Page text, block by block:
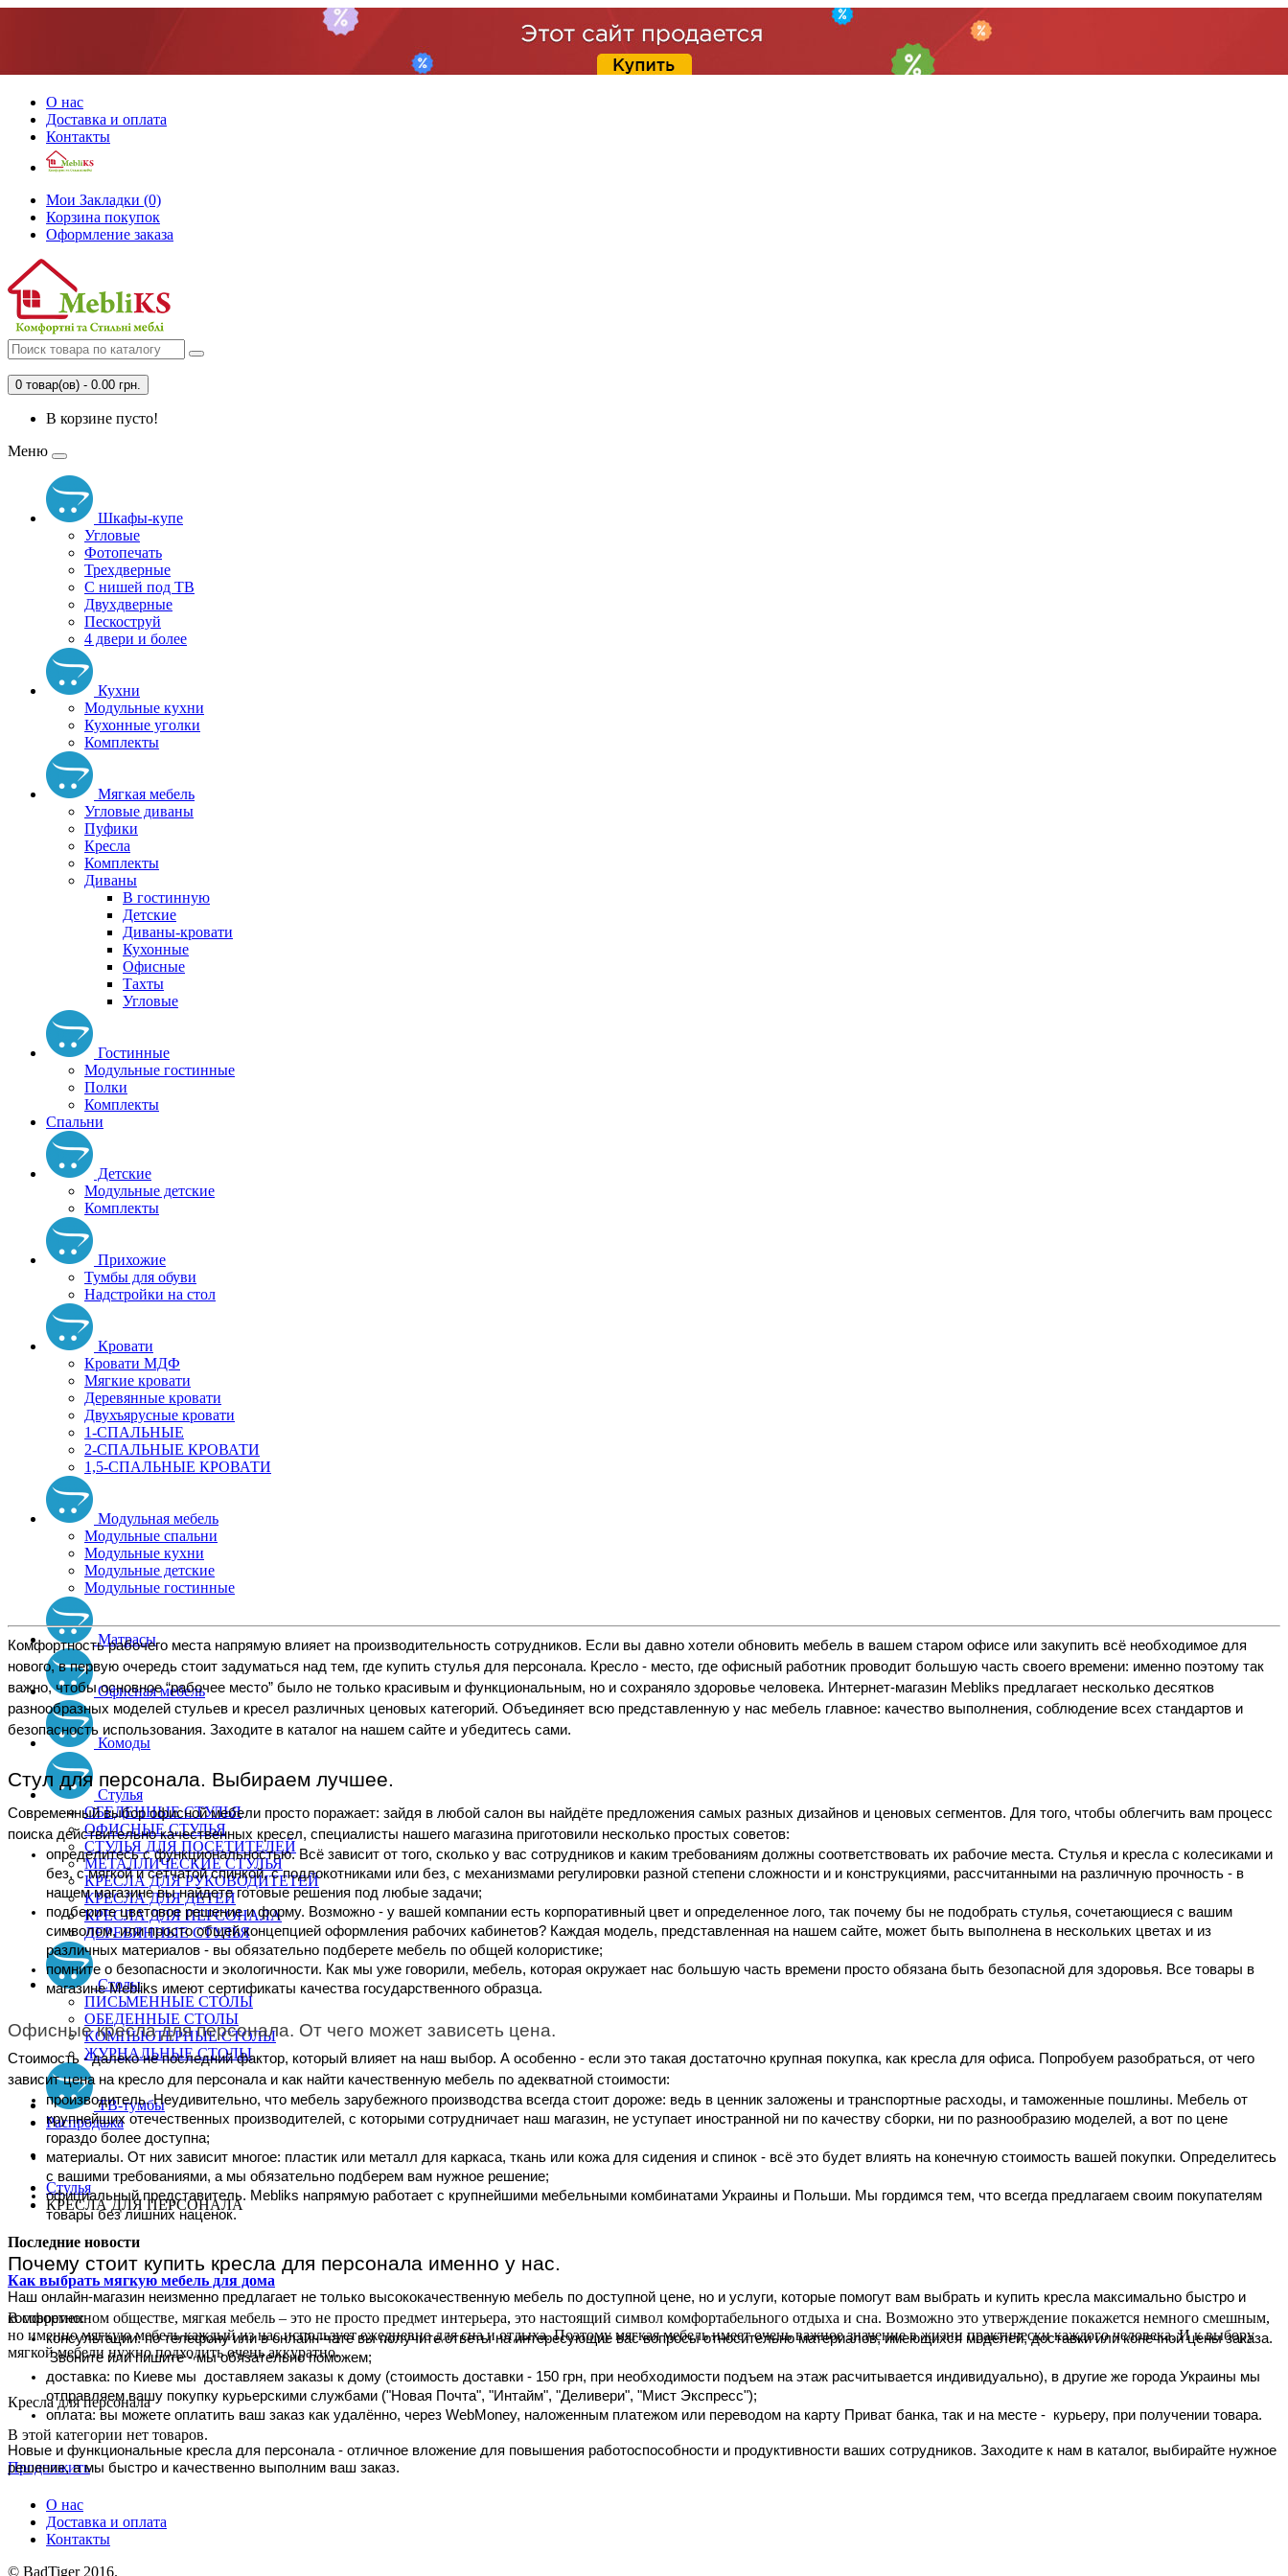
О нас
Доставка и оплата
Контакты
Мои Закладки (0)
Корзина покупок
Оформление заказа
0 товар(ов) - 0.00 грн.
В корзине пусто!
Меню
Шкафы-купе
Угловые
Фотопечать
Трехдверные
С нишей под ТВ
Двухдверные
Пескоструй
4 двери и более
Кухни
Модульные кухни
Кухонные уголки
Комплекты
Мягкая мебель
Угловые диваны
Пуфики
Кресла
Комплекты
Диваны
В гостинную
Детские
Диваны-кровати
Кухонные
Офисные
Тахты
Угловые
Гостинные
Модульные гостинные
Полки
Комплекты
Спальни
Детские
Модульные детские
Комплекты
Прихожие
Тумбы для обуви
Надстройки на стол
Кровати
Кровати МДФ
Мягкие кровати
Деревянные кровати
Двухъярусные кровати
1-СПАЛЬНЫЕ
2-СПАЛЬНЫЕ КРОВАТИ
1,5-СПАЛЬНЫЕ КРОВАТИ
Модульная мебель
Модульные спальни
Модульные кухни
Модульные детские
Модульные гостинные
Матрасы
Офисная мебель
Комоды
Стулья
ОБЕДЕННЫЕ СТУЛЬЯ
ОФИСНЫЕ СТУЛЬЯ
СТУЛЬЯ ДЛЯ ПОСЕТИТЕЛЕЙ
МЕТАЛЛИЧЕСКИЕ СТУЛЬЯ
КРЕСЛА ДЛЯ РУКОВОДИТЕТЕЙ
КРЕСЛА ДЛЯ ДЕТЕЙ
КРЕСЛА ДЛЯ ПЕРСОНАЛА
ДЕРЕВЯННЫЕ СТУЛЬЯ
Столы
ПИСЬМЕННЫЕ СТОЛЫ
ОБЕДЕННЫЕ СТОЛЫ
КОМПЬЮТЕРНЫЕ СТОЛЫ
ЖУРНАЛЬНЫЕ СТОЛЫ
ТВ-тумбы
Распродажа
Стулья
КРЕСЛА ДЛЯ ПЕРСОНАЛА
Последние новости
Как выбрать мягкую мебель для дома
В современном обществе, мягкая мебель – это не просто предмет интерьера, это настоящий символ комфортабельного отдыха и сна. Возможно это утверждение покажется немного смешным,
но именно мягкую мебель каждый из нас использует ежедневно для сна и отдыха. Поэтому мягкая мебель имеет очень важное значение в жизни практически каждого человека. И к выбору
мягкой мебели нужно подходить очень аккуратно.
Кресла для персонала
Комфортность рабочего места напрямую влияет на производительность сотрудников. Если вы давно хотели обновить мебель в вашем старом офисе или закупить всё необходимое для
нового, в первую очередь стоит задуматься над тем, где купить стулья для персонала. Кресло - место, где офисный работник проводит большую часть своего времени: именно поэтому так
важно, чтобы основное “рабочее место” было не только красивым и функциональным, но и сохраняло здоровье человека. Интернет-магазин Mebliks предлагает несколько десятков
разнообразных моделей стульев и кресел различных ценовых категорий. Объединяет всю представленную у нас мебель главное: качество выполнения, соблюдение всех стандартов и
безопасность использования. Заходите в каталог на нашем сайте и убедитесь сами.
Стул для персонала. Выбираем лучшее.
Современный выбор офисной мебели просто поражает: зайдя в любой салон вы найдёте предложения самых разных дизайнов и ценовых сегментов. Для того, чтобы облегчить вам процесс
поиска действительно качественных кресел, специалисты нашего магазина приготовили несколько простых советов:
определитесь с функциональностью. Всё зависит от того, сколько у вас сотрудников и каким требованиям должны соответствовать их рабочие места. Стулья и кресла с колесиками и
без, с мягкой и сетчатой спинкой, с подлокотниками или без, с механизмами регулировки разной степени сложности и и конструкциями, рассчитанными на различную прочность - в
нашем магазине вы найдете готовые решения под любые задачи;
подберите цветовое решение и форму. Возможно - у вашей компании есть корпоративный цвет и определенное лого, так почему бы не подобрать стулья, сочетающиеся с вашим
символом, или просто общей концепцией оформления рабочих кабинетов? Каждая модель, представленная на нашем сайте, может быть выполнена в нескольких цветах и из
различных материалов - вы обязательно подберете мебель по общей колористике;
помните о безопасности и экологичности. Как мы уже говорили, мебель, которая окружает нас большую часть времени просто обязана быть безопасной для здоровья. Все товары в
магазине Mebliks имеют сертификаты качества государственного образца.
Офисные кресла для персонала. От чего может зависеть цена.
Стоимость - далеко не последний фактор, который влияет на наш выбор. А особенно - если это такая достаточно крупная покупка, как кресла для офиса. Попробуем разобраться, от чего
зависит цена на кресло для персонала и как найти качественную мебель по адекватной стоимости:
производитель. Неудивительно, что мебель зарубежного производства всегда стоит дороже: ведь в ценник заложены и транспортные расходы, и таможенные пошлины. Мебель от
крупнейших отечественных производителей, с которыми сотрудничает наш магазин, не уступает иностранной ни по качеству сборки, ни по разнообразию моделей, а вот по цене
гораздо более доступна;
материалы. От них зависит многое: пластик или металл для каркаса, ткань или кожа для сидения и спинок - всё это будет влиять на конечную стоимость вашей покупки. Определитесь
с вашими требованиями, а мы обязательно подберем вам нужное решение;
официальный представитель. Mebliks напрямую работает с крупнейшими мебельными комбинатами Украины и Польши. Мы гордимся тем, что всегда предлагаем своим покупателям
товары без лишних наценок.
Почему стоит купить кресла для персонала именно у нас.
Наш онлайн-магазин неизменно предлагает не только высококачественную мебель по доступной цене, но и услуги, которые помогут вам выбрать и купить кресла максимально быстро и
комфортно:
консультации: по телефону или в онлайн-чате вы получите ответы на интересующие вас вопросы относительно материалов, имеющихся моделей, доставки или конечной цены заказа.
Звоните или пишите - мы обязательно поможем;
доставка: по Киеве мы доставляем заказы к дому (стоимость доставки - 150 грн, при необходимости подъем на этаж расчитывается индивидуально), в другие же города Украины мы
отправляем вашу покупку курьерскими службами ("Новая Почта", "Интайм", "Деливери", "Мист Экспресс");
оплата: вы можете оплатить ваш заказ как удалённо, через WebMoney, наложенным платежом или переводом на карту Приват банка, так и на месте - курьеру, при получении товара.
Новые и функциональные кресла для персонала - отличное вложение для повышения работоспособности и продуктивности ваших сотрудников. Заходите к нам в каталог, выбирайте нужное
решение, а мы быстро и качественно выполним ваш заказ.
В этой категории нет товаров.
Продолжить
О нас
Доставка и оплата
Контакты
© BadTiger 2016.